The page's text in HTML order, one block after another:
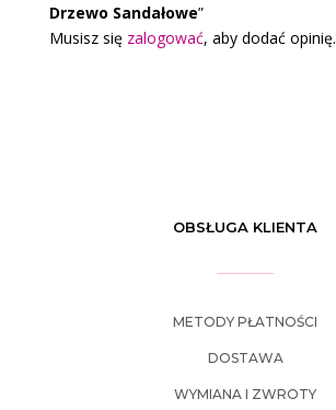
Drzewo Sandałowe”
Musisz się zalogować, aby dodać opinię.
OBSŁUGA KLIENTA
METODY PŁATNOŚCI
DOSTAWA
WYMIANA I ZWROTY